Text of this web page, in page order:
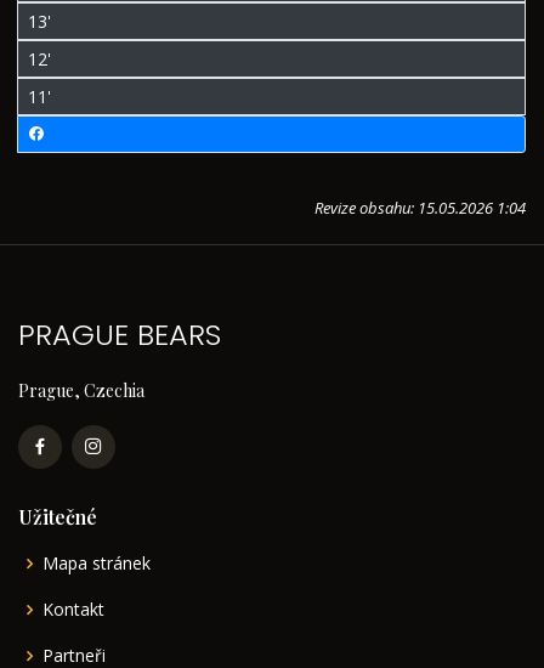
13'
12'
11'
Revize obsahu: 15.05.2026 1:04
PRAGUE BEARS
Prague, Czechia
Užitečné
Mapa stránek
Kontakt
Partneři